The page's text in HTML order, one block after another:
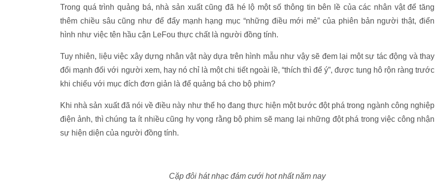
Trong quá trình quảng bá, nhà sản xuất cũng đã hé lộ một số thông tin bên lề của các nhân vật để tăng
thêm chiều sâu cũng như để đẩy mạnh hạng mục “những điều mới mẻ” của phiên bản người thật, điển
hình như việc tên hầu cận LeFou thực chất là người đồng tính.
Tuy nhiên, liệu việc xây dựng nhân vật này dựa trên hình mẫu như vậy sẽ đem lại một sự tác động và thay
đổi mạnh đối với người xem, hay nó chỉ là một chi tiết ngoài lề, “thích thì để ý”, được tung hô rộn ràng trước
khi chiếu với mục đích đơn giản là để quảng bá cho bộ phim?
Khi nhà sản xuất đã nói về điều này như thể họ đang thực hiện một bước đột phá trong ngành công nghiệp
điện ảnh, thì chúng ta ít nhiều cũng hy vọng rằng bộ phim sẽ mang lại những đột phá trong việc công nhận
sự hiện diện của người đồng tính.
Cặp đôi hát nhạc đám cưới hot nhất năm nay